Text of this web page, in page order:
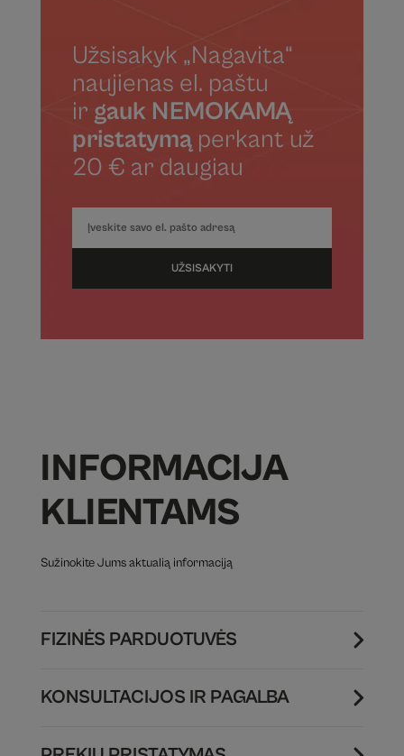
Užsisakyk „Nagavita“
naujienas el. paštu
ir gauk NEMOKAMĄ
pristatymąperkant už
20 € ar daugiau
UŽSISAKYTI
INFORMACIJA
KLIENTAMS
Sužinokite Jums aktualią informaciją
FIZINĖS PARDUOTUVĖS
KONSULTACIJOS IR PAGALBA